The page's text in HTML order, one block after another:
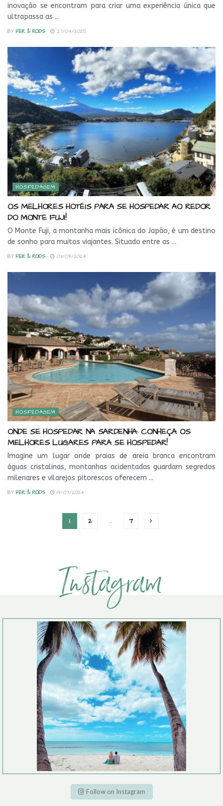
inovação se encontram para criar uma experiência única que
ultrapassa as ...
BY FER & RODS 27/04/2025
HOSPEDAGEM
OS MELHORES HOTÉIS PARA SE HOSPEDAR AO REDOR
DO MONTE FUJI!
O Monte Fuji, a montanha mais icônica do Japão, é um destino
de sonho para muitos viajantes. Situado entre as ...
BY FER & RODS 03/09/2024
HOSPEDAGEM
ONDE SE HOSPEDAR NA SARDENHA: CONHEÇA OS
MELHORES LUGARES PARA SE HOSPEDAR!
Imagine um lugar onde praias de areia branca encontram
águas cristalinas, montanhas acidentadas guardam segredos
milenares e vilarejos pitorescos oferecem ...
BY FER & RODS 19/07/2024
1 2 … 7
Instagram
Follow on Instagram